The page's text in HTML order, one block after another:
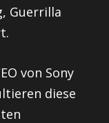
Guerrilla
von Sony
diese